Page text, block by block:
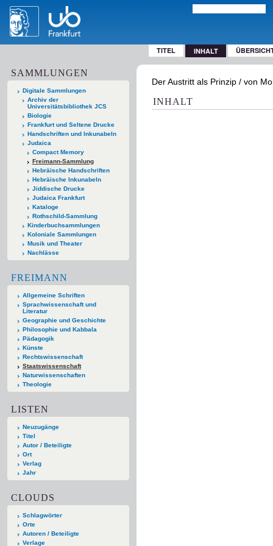
TITEL INHALT
SAMMLUNGEN
Digitale Sammlungen
Archiv der
Universitätsbibliothek JCS
Biologie
Frankfurt und Seltene Drucke
Handschriften und Inkunabeln
Judaica
Compact Memory
Freimann-Sammlung
Hebräische Handschriften
Hebräische Inkunabeln
Jiddische Drucke
Judaica Frankfurt
Kataloge
Rothschild-Sammlung
Kinderbuchsammlungen
Koloniale Sammlungen
Musik und Theater
Nachlässe
FREIMANN
Allgemeine Schriften
Sprachwissenschaft und
Literatur
Geographie und Geschichte
Philosophie und Kabbala
Pädagogik
Künste
Rechtswissenschaft
Staatswissenschaft
Naturwissenschaften
Theologie
LISTEN
Neuzugänge
Titel
Autor / Beteiligte
Ort
Verlag
Jahr
CLOUDS
Schlagwörter
Orte
Autoren / Beteiligte
Verlage
Der Austritt als Prinzip / von
INHALT